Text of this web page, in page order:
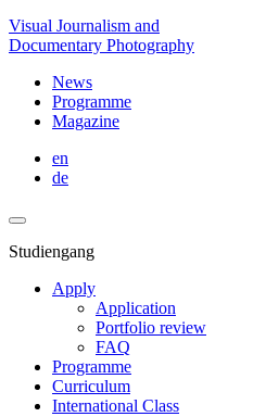
Visual Journalism and
Documentary Photography
News
Programme
Magazine
en
de
Studiengang
Apply
Application
Portfolio review
FAQ
Programme
Curriculum
International Class